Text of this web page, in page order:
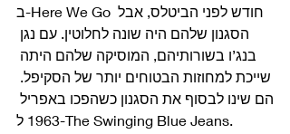
ב-Here We Go חודש לפני הביטלס, אבל
הסגנון שלהם היה שונה לחלוטין. עם נגן
בנג’ו בשורותיהם, המוסיקה שלהם היתה
שייכת למחוזות הבטוחים יותר של הסקיפל.
הם שינו לבסוף את הסגנון כשהפכו באפריל
1963 ל-The Swinging Blue Jeans.